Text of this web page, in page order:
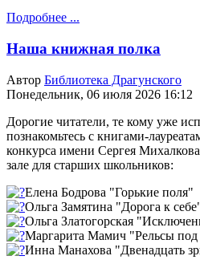
Подробнее ...
Наша книжная полка
Автор Библиотека Драгунского
Понедельник, 06 июля 2026 16:12
Дорогие читатели, те кому уже
познакомьтесь с книгами-
конкурса имени Сергея
зале для старших школьников:
Елена Бодрова "Горькие поля"
Ольга Замятина "Дорога к
Ольга Златогорская
Маргарита Мамич "Рельсы под
Инна Манахова "Двенадцать